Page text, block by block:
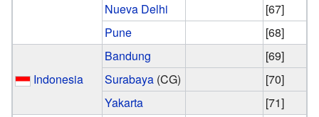
Nueva Delhi
[67]
Pune
[68]
Indonesia
Bandung
[69]
Surabaya (CG)
[70]
Yakarta
[71]